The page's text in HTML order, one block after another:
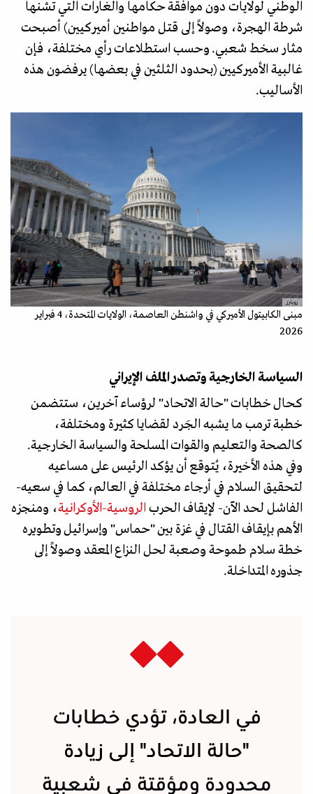
الوطني لولايات دون موافقة حكامها والغارات التي تشنها
شرطة الهجرة، وصولاً إلى قتل مواطنين أميركيين) أصبحت
مثار سخط شعبي. وحسب استطلاعات رأي مختلفة، فإن
غالبية الأميركيين (بحدود الثلثين في بعضها) يرفضون هذه
الأساليب.
رويترز
مبنى الكابيتول الأميركي في واشنطن العاصمة، الولايات المتحدة، 4 فبراير
2026
السياسة الخارجية وتصدر الملف الإيراني
كحال خطابات "حالة الاتحاد" لرؤساء آخرين، ستتضمن
خطبة ترمب ما يشبه الجَرد لقضايا كثيرة ومختلفة،
كالصحة والتعليم والقوات المسلحة والسياسة الخارجية.
وفي هذه الأخيرة، يُتوقع أن يؤكد الرئيس على مساعيه
لتحقيق السلام في أرجاء مختلفة في العالم، كما في سعيه-
الفاشل لحد الآن- لإيقاف الحرب الروسية-الأوكرانية، ومنجزه
الأهم بإيقاف القتال في غزة بين "حماس" وإسرائيل وتطويره
خطة سلام طموحة وصعبة لحل النزاع المعقد وصولاً إلى
جذوره المتداخلة.
في العادة، تؤدي خطابات
"حالة الاتحاد" إلى زيادة
محدودة ومؤقتة في شعبية